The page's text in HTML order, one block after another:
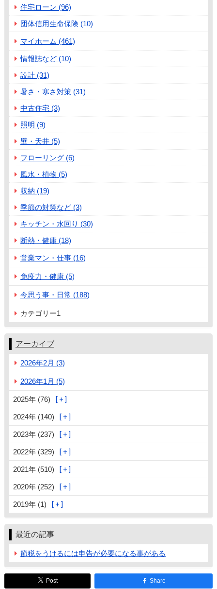
住宅ローン (96)
団体信用生命保険 (10)
マイホーム (461)
情報誌など (10)
設計 (31)
暑さ・寒さ対策 (31)
中古住宅 (3)
照明 (9)
壁・天井 (5)
フローリング (6)
風水・植物 (5)
収納 (19)
季節の対策など (3)
キッチン・水回り (30)
断熱・健康 (18)
営業マン・仕事 (16)
免疫力・健康 (5)
今思う事・日常 (188)
カテゴリー1
アーカイブ
2026年2月 (3)
2026年1月 (5)
2025年 (76)
2024年 (140)
2023年 (237)
2022年 (329)
2021年 (510)
2020年 (252)
2019年 (1)
最近の記事
節税をうけるには申告が必要になる事がある
Post Share